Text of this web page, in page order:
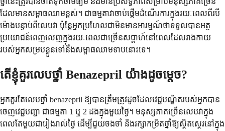
ដែលមានសម្ពាធឈាមខ្ពស់។ ជាធម្មតាវាចាប់ផ្តើមដំណើរការក្នុងរយៈពេលពីរបី
ម៉ោងបន្ទាប់ពីលេបវា ប៉ុន្តែអ្នកប្រហែលជាមិនមានអារម្មណ៍ថាទទួលបានអត្ថ
ប្រយោជន៍ពេញលេញក្នុងរយៈពេលជាច្រើនសប្តាហ៍នៅពេលដែលរាងកាយ
របស់អ្នកសម្របខ្លួនទៅនឹងសម្ពាធឈាមទាបនោះទេ។
តើខ្ញុំគួរលេបថ្នាំ Benazepril យ៉ាងដូចម្តេច?
អ្នកគួរតែលេបថ្នាំ benazepril ឱ្យបានត្រឹមត្រូវដូចដែលវេជ្ជបណ្ឌិតរបស់អ្នកបាន
ចេញវេជ្ជបញ្ជា ជាធម្មតា 1 ឬ 2 ដងក្នុងមួយថ្ងៃ។ មនុស្សភាគច្រើនលេបវាក្នុង
ពេលតែមួយជារៀងរាល់ថ្ងៃ ដើម្បីជួយចងចាំ និងរក្សាកម្រិតថ្នាំឱ្យស្ថិតស្ថេរនៅក្នុង